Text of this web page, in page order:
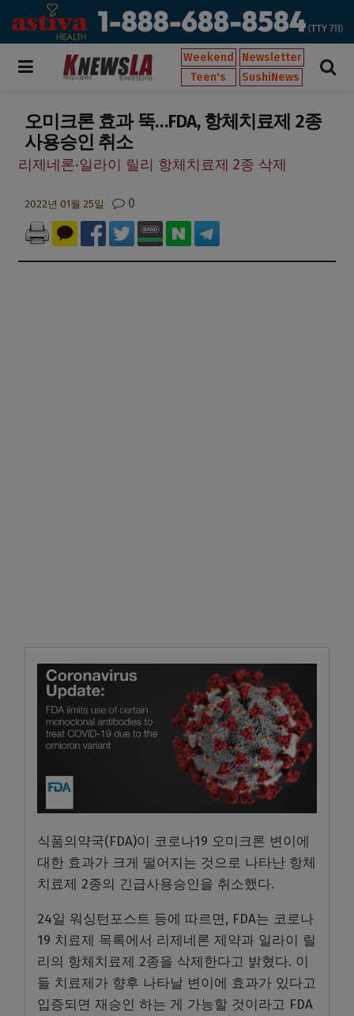
Weekend
Newsletter
Teen's
SushiNews
오미크론 효과 뚝…FDA, 항체치료제 2종
사용승인 취소
리제네론·일라이 릴리 항체치료제 2종 삭제
2022년 01월 25일 0
식품의약국(FDA)이 코로나19 오미크론 변이에
대한 효과가 크게 떨어지는 것으로 나타난 항체
치료제 2종의 긴급사용승인을 취소했다.
24일 워싱턴포스트 등에 따르면, FDA는 코로나
19 치료제 목록에서 리제네론 제약과 일라이 릴
리의 항체치료제 2종을 삭제한다고 밝혔다. 이
들 치료제가 향후 나타날 변이에 효과가 있다고
입증되면 재승인 하는 게 가능할 것이라고 FDA